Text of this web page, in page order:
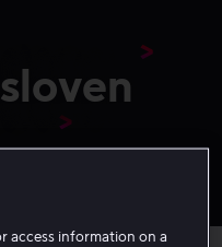
access information on a